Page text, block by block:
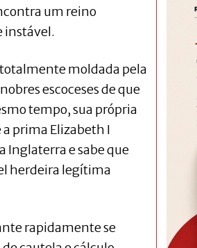
um reino
instável.
moldada pela
escoceses de que
tempo, sua própria
prima Elizabeth I
Inglaterra e sabe que
herdeira legítima
rapidamente se